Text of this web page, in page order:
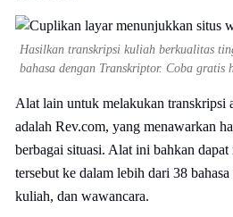
Hasilkan transkripsi kuliah berkualitas
bahasa dengan Transkriptor. Coba gratis
Alat lain untuk melakukan transkripsi
adalah Rev.com, yang menawarkan
berbagai situasi. Alat ini bahkan
tersebut ke dalam lebih dari 38 bahasa
kuliah, dan wawancara.